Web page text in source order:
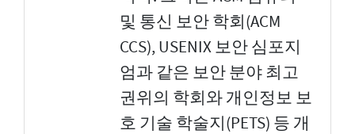
및 통신 보안 학회(ACM
CCS), USENIX 보안 심포지
엄과 같은 보안 분야 최고
권위의 학회와 개인정보 보
호 기술 학술지(PETS) 등 개